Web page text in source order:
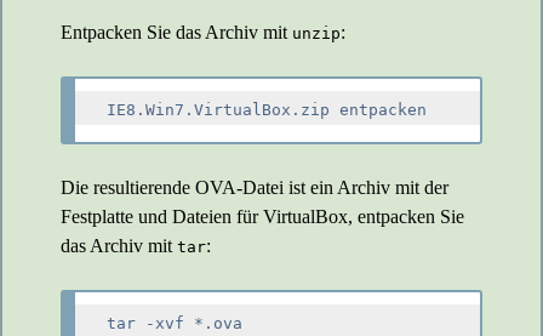
Entpacken Sie das Archiv mit unzip:
Die resultierende OVA-Datei ist ein Archiv mit der
Festplatte und Dateien für VirtualBox, entpacken Sie
das Archiv mit tar: